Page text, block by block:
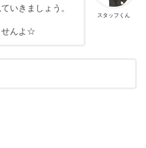
スタッフくん
いきましょう。
せんよ☆